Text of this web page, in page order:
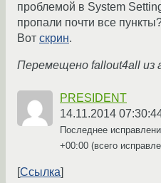
проблемой в System
пропали почти все
Вот скрин.
Перемещено fallout4all из
PRESIDENT
14.11.2014
Последнее
+00:00 (всего
Ссылка